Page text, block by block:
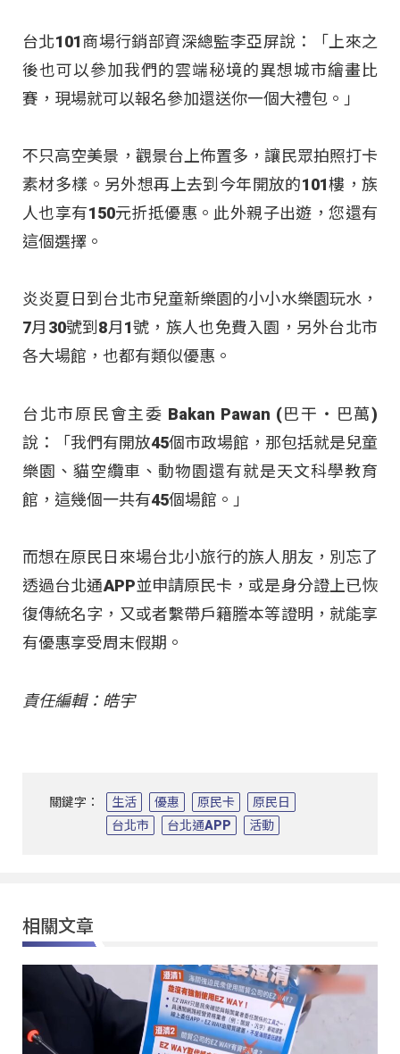
台北101商場行銷部資深總監李亞屏說：「上來之
後也可以參加我們的雲端秘境的異想城市繪畫比
賽，現場就可以報名參加還送你一個大禮包。」
不只高空美景，觀景台上佈置多，讓民眾拍照打卡
素材多樣。另外想再上去到今年開放的101樓，族
人也享有150元折抵優惠。此外親子出遊，您還有
這個選擇。
炎炎夏日到台北市兒童新樂園的小小水樂園玩水，
7月30號到8月1號，族人也免費入園，另外台北市
各大場館，也都有類似優惠。
台北市原民會主委 Bakan Pawan (巴干‧巴萬)
說：「我們有開放45個市政場館，那包括就是兒童
樂園、貓空纜車、動物園還有就是天文科學教育
館，這幾個一共有45個場館。」
而想在原民日來場台北小旅行的族人朋友，別忘了
透過台北通APP並申請原民卡，或是身分證上已恢
復傳統名字，又或者繫帶戶籍謄本等證明，就能享
有優惠享受周末假期。
責任編輯：皓宇
關鍵字： 生活 優惠 原民卡
原民日
台北市
台北通APP 活動
相關文章